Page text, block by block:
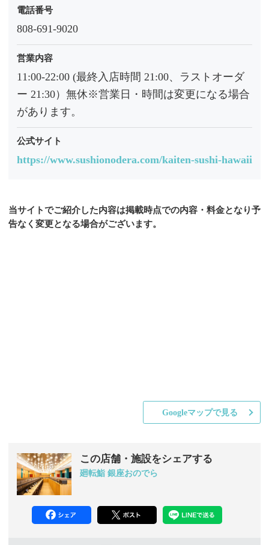
電話番号
808-691-9020
営業内容
11:00-22:00 (最終入店時間 21:00、ラストオーダ
ー 21:30）無休※営業日・時間は変更になる場合
があります。
公式サイト
https://www.sushionodera.com/kaiten-sushi-hawaii
当サイトでご紹介した内容は掲載時点での内容・料金となり予
告なく変更となる場合がございます。
Googleマップで見る
この店舗・施設をシェアする
廻転鮨 銀座おのでら